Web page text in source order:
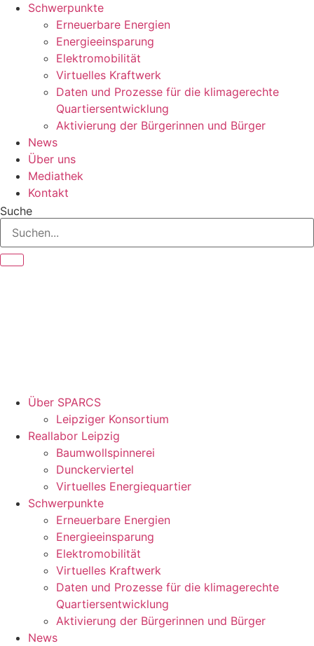
Schwerpunkte
Erneuerbare Energien
Energieeinsparung
Elektromobilität
Virtuelles Kraftwerk
Daten und Prozesse für die klimagerechte
Quartiersentwicklung
Aktivierung der Bürgerinnen und Bürger
News
Über uns
Mediathek
Kontakt
Suche
Über SPARCS
Leipziger Konsortium
Reallabor Leipzig
Baumwollspinnerei
Dunckerviertel
Virtuelles Energiequartier
Schwerpunkte
Erneuerbare Energien
Energieeinsparung
Elektromobilität
Virtuelles Kraftwerk
Daten und Prozesse für die klimagerechte
Quartiersentwicklung
Aktivierung der Bürgerinnen und Bürger
News